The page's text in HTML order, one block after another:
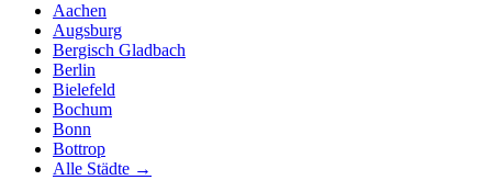
Aachen
Augsburg
Bergisch Gladbach
Berlin
Bielefeld
Bochum
Bonn
Bottrop
Alle Städte →